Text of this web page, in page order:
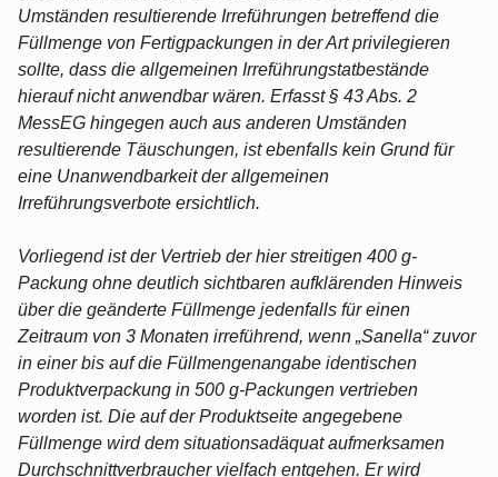
Umständen resultierende Irreführungen betreffend die
Füllmenge von Fertigpackungen in der Art privilegieren
sollte, dass die allgemeinen Irreführungstatbestände
hierauf nicht anwendbar wären. Erfasst § 43 Abs. 2
MessEG hingegen auch aus anderen Umständen
resultierende Täuschungen, ist ebenfalls kein Grund für
eine Unanwendbarkeit der allgemeinen
Irreführungsverbote ersichtlich.
Vorliegend ist der Vertrieb der hier streitigen 400 g-
Packung ohne deutlich sichtbaren aufklärenden Hinweis
über die geänderte Füllmenge jedenfalls für einen
Zeitraum von 3 Monaten irreführend, wenn „Sanella“ zuvor
in einer bis auf die Füllmengenangabe identischen
Produktverpackung in 500 g-Packungen vertrieben
worden ist. Die auf der Produktseite angegebene
Füllmenge wird dem situationsadäquat aufmerksamen
Durchschnittverbraucher vielfach entgehen. Er wird